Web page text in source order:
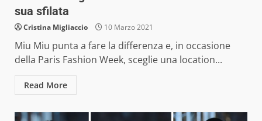
sua sfilata
Cristina Migliaccio 10 Marzo 2021
Miu Miu punta a fare la differenza e, in occasione
della Paris Fashion Week, sceglie una location...
Read More